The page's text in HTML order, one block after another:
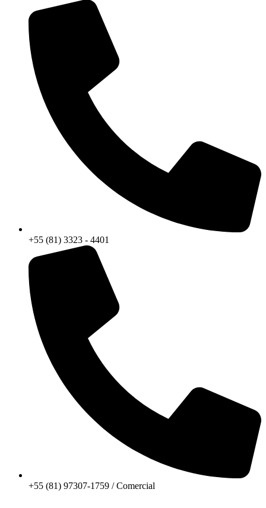
+55 (81) 3323 - 4401
+55 (81) 97307-1759 / Comercial